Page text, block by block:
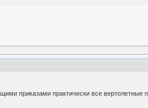
приказами практически все вертолетные